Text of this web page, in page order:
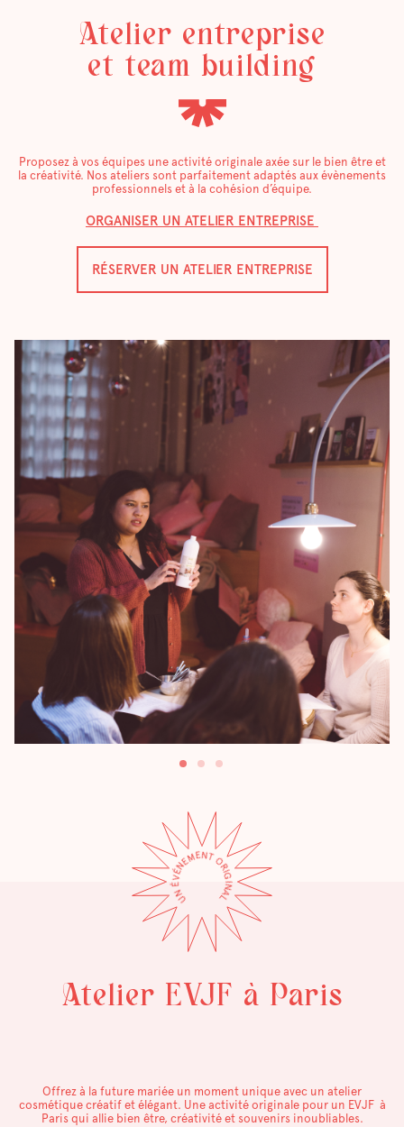
Atelier entreprise
et team building
Proposez à vos équipes une activité originale axée sur le bien être et
la créativité. Nos ateliers sont parfaitement adaptés aux évènements
professionnels et à la cohésion d’équipe.
ORGANISER UN ATELIER ENTREPRISE
RÉSERVER UN ATELIER ENTREPRISE
UN ÉVÉNEMENT ORIGINAL
Atelier EVJF à Paris
Offrez à la future mariée un moment unique avec un atelier
cosmétique créatif et élégant. Une activité originale pour un EVJF à
Paris qui allie bien être, créativité et souvenirs inoubliables.